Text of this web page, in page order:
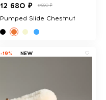
12 680 ₽ 17880 ₽
Pumped Slide Chestnut
-19% NEW